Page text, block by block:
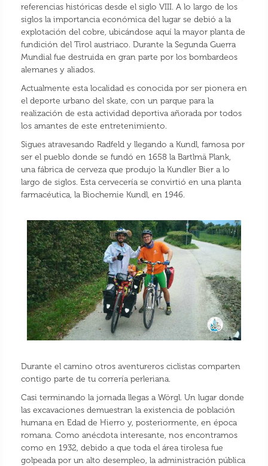
referencias históricas desde el siglo VIII. A lo largo de los
siglos la importancia económica del lugar se debió a la
explotación del cobre, ubicándose aquí la mayor planta de
fundición del Tirol austriaco. Durante la Segunda Guerra
Mundial fue destruida en gran parte por los bombardeos
alemanes y aliados.
Actualmente esta localidad es conocida por ser pionera en
el deporte urbano del skate, con un parque para la
realización de esta actividad deportiva añorada por todos
los amantes de este entretenimiento.
Sigues atravesando Radfeld y llegando a Kundl, famosa por
ser el pueblo donde se fundó en 1658 la Bartlmä Plank,
una fábrica de cerveza que produjo la Kundler Bier a lo
largo de siglos. Esta cervecería se convirtió en una planta
farmacéutica, la Biochemie Kundl, en 1946.
Durante el camino otros aventureros ciclistas comparten
contigo parte de tu correría perleriana.
Casi terminando la jornada llegas a Wörgl. Un lugar donde
las excavaciones demuestran la existencia de población
humana en Edad de Hierro y, posteriormente, en época
romana. Como anécdota interesante, nos encontramos
como en 1932, debido a que toda el área tirolesa fue
golpeada por un alto desempleo, la administración pública